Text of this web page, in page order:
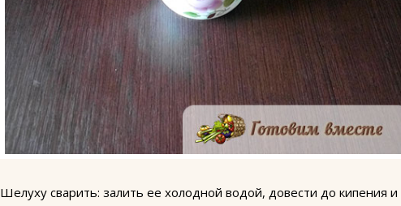
Шелуху сварить: залить ее холодной водой, довести до кипения и